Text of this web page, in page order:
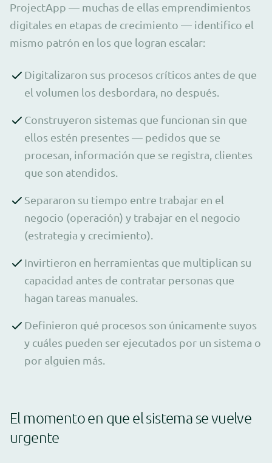
ProjectApp — muchas de ellas emprendimientos
digitales en etapas de crecimiento — identifico el
mismo patrón en los que logran escalar:
Digitalizaron sus procesos críticos antes de que
el volumen los desbordara, no después.
Construyeron sistemas que funcionan sin que
ellos estén presentes — pedidos que se
procesan, información que se registra, clientes
que son atendidos.
Separaron su tiempo entre trabajar en el
negocio (operación) y trabajar en el negocio
(estrategia y crecimiento).
Invirtieron en herramientas que multiplican su
capacidad antes de contratar personas que
hagan tareas manuales.
Definieron qué procesos son únicamente suyos
y cuáles pueden ser ejecutados por un sistema o
por alguien más.
El momento en que el sistema se vuelve
urgente